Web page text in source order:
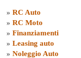
» RC Auto
» RC Moto
» Finanziamenti
» Leasing auto
» Noleggio Auto